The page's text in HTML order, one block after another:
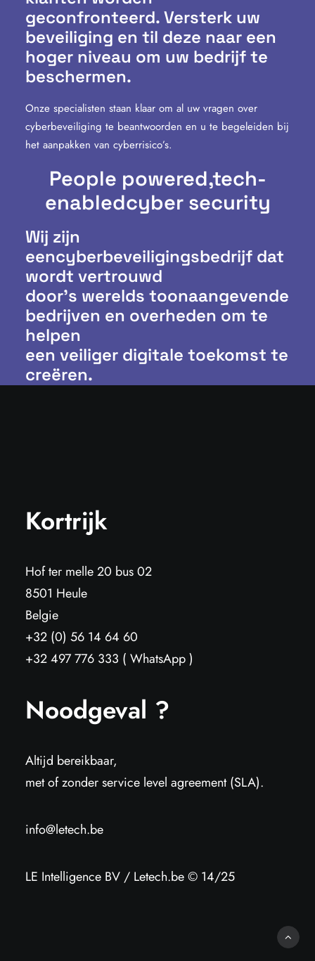
geconfronteerd. Versterk uw
beveiliging en til deze naar een
hoger niveau om uw bedrijf te
beschermen.
Onze specialisten staan klaar om al uw vragen over
cyberbeveiliging te beantwoorden en u te begeleiden bij
het aanpakken van cyberrisico’s.
People powered,tech-
enabledcyber security
Wij zijn
eencyberbeveiligingsbedrijf dat
wordt vertrouwd
door’s werelds toonaangevende
bedrijven en overheden om te
helpen
een veiliger digitale toekomst te
creëren.
Kortrijk
Hof ter melle 20 bus 02
8501 Heule
Belgie
+32 (0) 56 14 64 60
+32 497 776 333 ( WhatsApp )
Noodgeval ?
Altijd bereikbaar,
met of zonder service level agreement (SLA).
info@letech.be
LE Intelligence BV / Letech.be © 14/25